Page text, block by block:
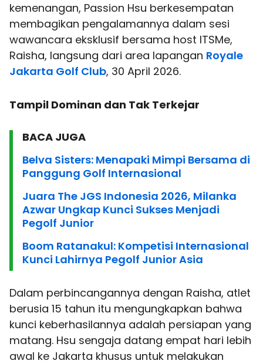
kemenangan, Passion Hsu berkesempatan
membagikan pengalamannya dalam sesi
wawancara eksklusif bersama host ITSMe,
Raisha, langsung dari area lapangan Royale
Jakarta Golf Club, 30 April 2026.
Tampil Dominan dan Tak Terkejar
BACA JUGA
Belva Sisters: Menapaki Mimpi Bersama di
Panggung Golf Internasional
Juara The JGS Indonesia 2026, Milanka
Azwar Ungkap Kunci Sukses Menjadi
Pegolf Junior
Boom Ratanakul: Kompetisi Internasional
Kunci Lahirnya Pegolf Junior Asia
Dalam perbincangannya dengan Raisha, atlet
berusia 15 tahun itu mengungkapkan bahwa
kunci keberhasilannya adalah persiapan yang
matang. Hsu sengaja datang empat hari lebih
awal ke Jakarta khusus untuk melakukan